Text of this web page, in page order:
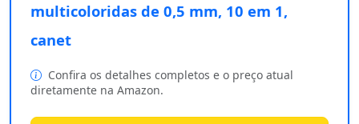
multicoloridas de 0,5 mm, 10 em 1,
canet
Confira os detalhes completos e o preço atual
diretamente na Amazon.